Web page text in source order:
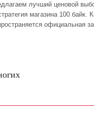
лучший ценовой
магазина 100
официальная